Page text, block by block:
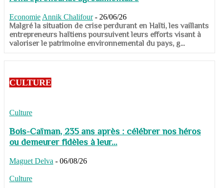
Economie Annik Chalifour - 26/06/26
​​​​​​​Malgré la situation de crise perdurant en Haïti, les vaillants
entrepreneurs haïtiens poursuivent leurs efforts visant à
valoriser le patrimoine environnemental du pays, g...
CULTURE
Culture
Bois-Caïman, 235 ans après : célébrer nos héros
ou demeurer fidèles à leur...
Maguet Delva - 06/08/26
Culture